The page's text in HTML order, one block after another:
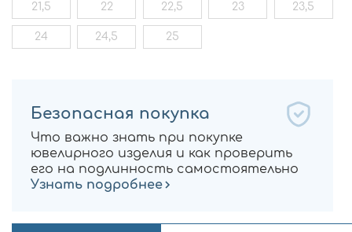
21,5 22 22,5 23 23,5
24 24,5 25
Безопасная покупка
Что важно знать при покупке
ювелирного изделия и как проверить
его на подлинность самостоятельно
Узнать подробнее